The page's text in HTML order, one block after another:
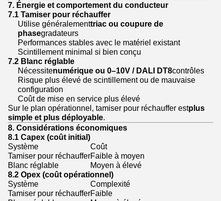
7. Énergie et comportement du conducteur
7.1 Tamiser pour réchauffer
Utilise généralementtriac ou coupure de
phasegradateurs
Performances stables avec le matériel existant
Scintillement minimal si bien conçu
7.2 Blanc réglable
Nécessitenumérique ou 0–10V / DALI DT8contrôles
Risque plus élevé de scintillement ou de mauvaise
configuration
Coût de mise en service plus élevé
Sur le plan opérationnel, tamiser pour réchauffer estplus
simple et plus déployable.
8. Considérations économiques
8.1 Capex (coût initial)
Système
Coût
Tamiser pour réchaufferFaible à moyen
Blanc réglable
Moyen à élevé
8.2 Opex (coût opérationnel)
Système
Complexité
Tamiser pour réchaufferFaible